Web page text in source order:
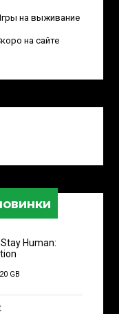
на выживание
на сайте
Human:
GB